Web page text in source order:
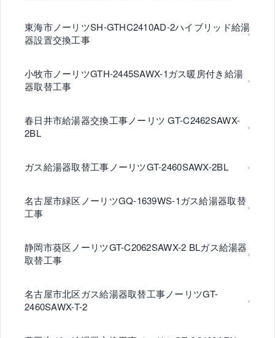
東海市ノーリツSH-GTHC2410AD-2ハイブリッド給湯
器設置交換工事
小牧市ノーリツGTH-2445SAWX-1ガス暖房付き給湯
器取替工事
春日井市給湯器交換工事ノーリツ GT-C2462SAWX-
2BL
ガス給湯器取替工事ノーリツGT-2460SAWX-2BL
名古屋市緑区ノーリツGQ-1639WS-1ガス給湯器取替
工事
静岡市葵区ノーリツGT-C2062SAWX-2 BLガス給湯器
取替工事
名古屋市北区ガス給湯器取替工事ノーリツGT-
2460SAWX-T-2